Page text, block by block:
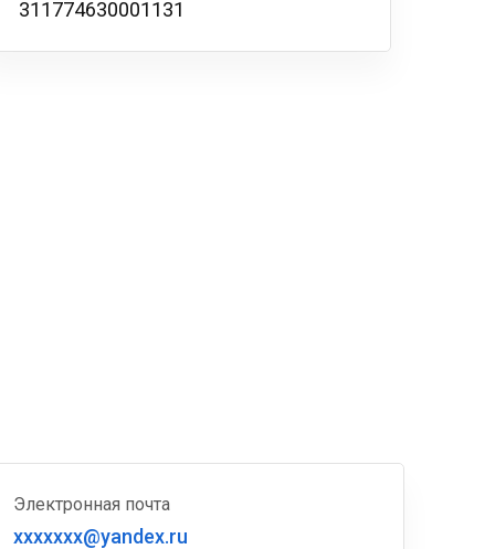
311774630001131
Электронная почта
xxxxxxx@yandex.ru